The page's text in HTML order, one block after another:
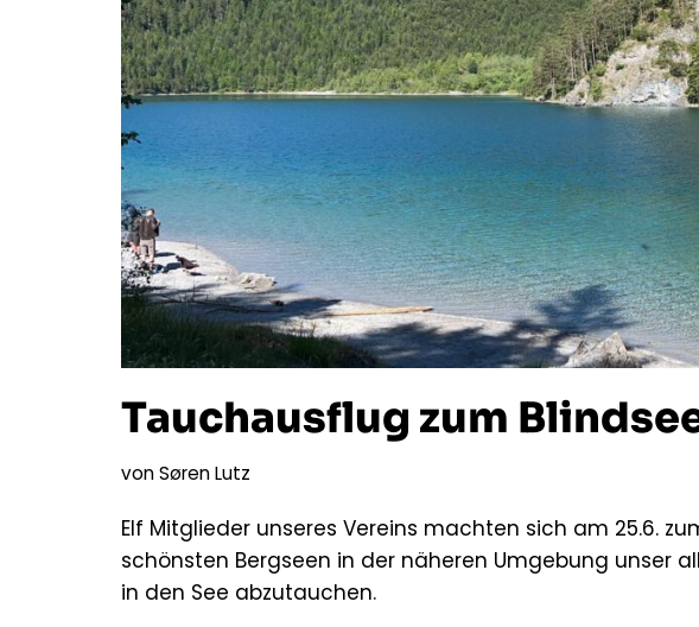
Tauchausflug zum
vonSøren Lutz
Elf Mitglieder unseres Vereins machten sich am 25.6.
schönsten Bergseen in der näheren Umgebung unser
in den See abzutauchen.